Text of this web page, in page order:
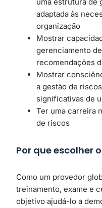
adaptada às
organização
Mostrar
gerenciamento
recomendações
Mostrar
a gestão de
significativas de
Ter uma carreira
de riscos
Por que escolher o
Como um provedor
treinamento, exame e
objetivo ajudá-lo a